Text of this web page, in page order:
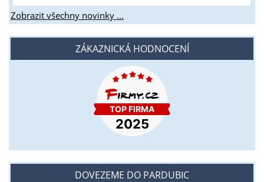
Zobrazit všechny novinky ...
ZÁKAZNICKÁ HODNOCENÍ
DOVEZEME DO PARDUBIC